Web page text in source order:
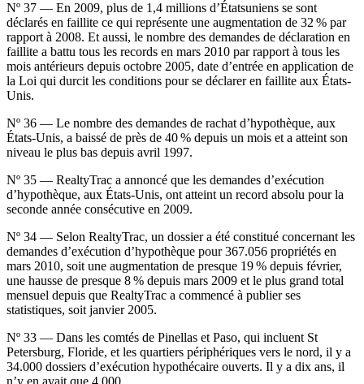
Nº 37 — En 2009, plus de 1,4 millions d’Étatsuniens se sont
déclarés en faillite ce qui représente une augmentation de 32 % par
rapport à 2008. Et aussi, le nombre des demandes de déclaration en
faillite a battu tous les records en mars 2010 par rapport à tous les
mois antérieurs depuis octobre 2005, date d’entrée en application de
la Loi qui durcit les conditions pour se déclarer en faillite aux États-
Unis.
Nº 36 — Le nombre des demandes de rachat d’hypothèque, aux
États-Unis, a baissé de près de 40 % depuis un mois et a atteint son
niveau le plus bas depuis avril 1997.
Nº 35 — RealtyTrac a annoncé que les demandes d’exécution
d’hypothèque, aux États-Unis, ont atteint un record absolu pour la
seconde année consécutive en 2009.
Nº 34 — Selon RealtyTrac, un dossier a été constitué concernant les
demandes d’exécution d’hypothèque pour 367.056 propriétés en
mars 2010, soit une augmentation de presque 19 % depuis février,
une hausse de presque 8 % depuis mars 2009 et le plus grand total
mensuel depuis que RealtyTrac a commencé à publier ses
statistiques, soit janvier 2005.
Nº 33 — Dans les comtés de Pinellas et Paso, qui incluent St
Petersburg, Floride, et les quartiers périphériques vers le nord, il y a
34.000 dossiers d’exécution hypothécaire ouverts. Il y a dix ans, il
n’y en avait que 4.000.